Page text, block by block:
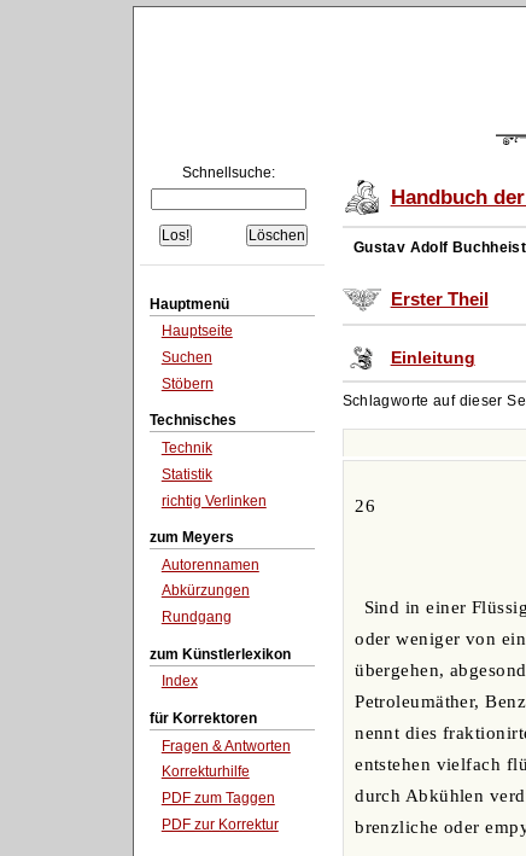
Schnellsuche:
Hauptmenü
Hauptseite
Suchen
Stöbern
Technisches
Technik
Statistik
richtig Verlinken
zum Meyers
Autorennamen
Abkürzungen
Rundgang
zum Künstlerlexikon
Index
für Korrektoren
Fragen & Antworten
Korrekturhilfe
PDF zum Taggen
PDF zur Korrektur
Handbuch
Gustav Adolf
Erster Theil
Einleitung
Schlagworte auf dieser
26
Sind in einer
oder weniger von
übergehen,
Petroleumäther,
nennt dies
entstehen vielfach
durch Abkühlen
brenzliche oder